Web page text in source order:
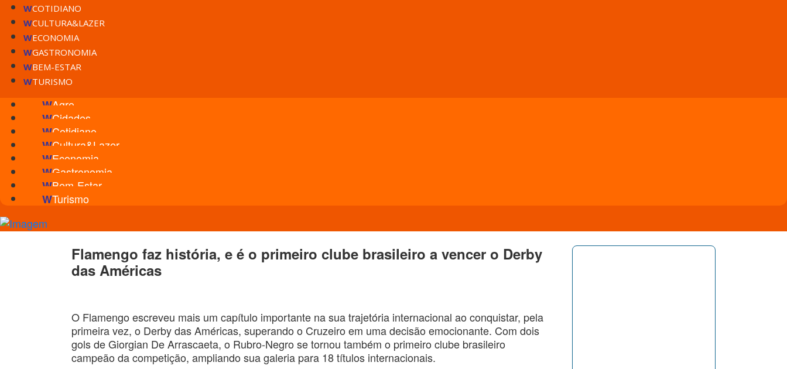
WCOTIDIANO
WCULTURA&LAZER
WECONOMIA
WGASTRONOMIA
WBEM-ESTAR
WTURISMO
WAgro
WCidades
WCotidiano
WCultura&Lazer
WEconomia
WGastronomia
WBem-Estar
WTurismo
Flamengo faz história, e é o primeiro clube brasileiro a vencer o Derby
das Américas
O Flamengo escreveu mais um capítulo importante na sua trajetória internacional ao conquistar, pela
primeira vez, o Derby das Américas, superando o Cruzeiro em uma decisão emocionante. Com dois
gols de Giorgian De Arrascaeta, o Rubro-Negro se tornou também o primeiro clube brasileiro
campeão da competição, ampliando sua galeria para 18 títulos internacionais.